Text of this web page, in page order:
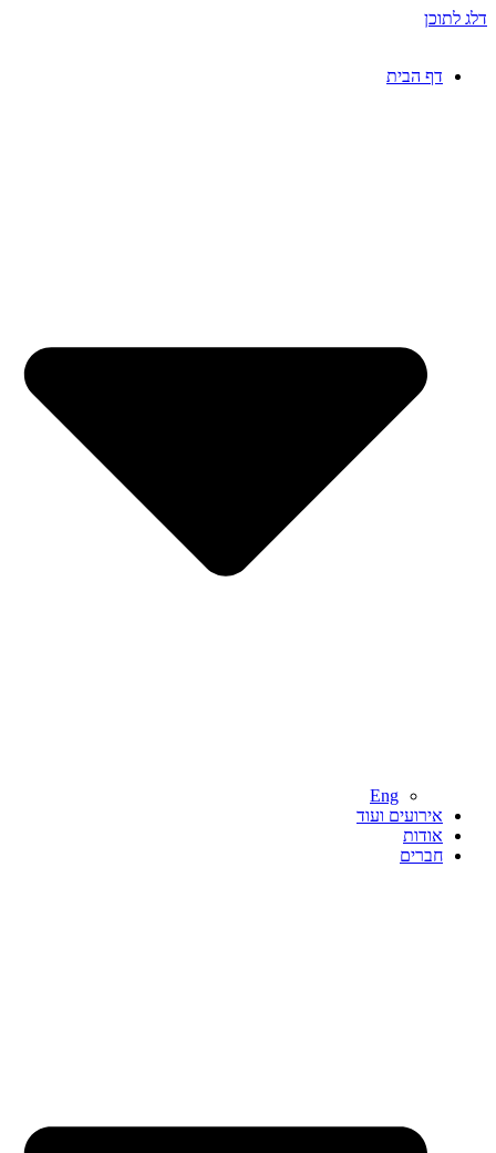
דלג לתוכן
דף הבית
Eng
אירועים ועוד
אודות
חברים